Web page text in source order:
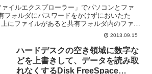
イルエクスプローラー」でパソコンとファ
フォルダにパスワードをかけずにおいたた
にファイルがあると共有フォルダ内のファイ
2013.09.15
ハードデスクの空き領域に数字な
どを上書きして、データを読み取
れなくするDisk FreeSpace